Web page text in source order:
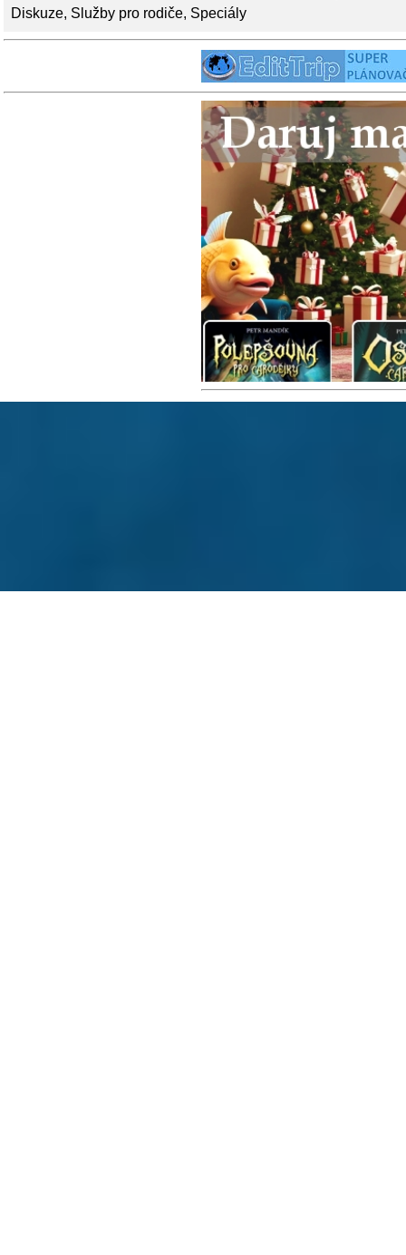
Diskuze, Služby pro rodiče, Speciály